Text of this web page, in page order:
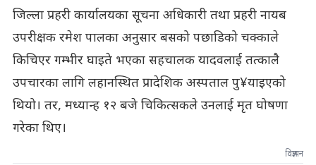
जिल्ला प्रहरी कार्यालयका सूचना अधिकारी तथा प्रहरी नायब
उपरीक्षक रमेश पालका अनुसार बसको पछाडिको चक्काले
किचिएर गम्भीर घाइते भएका सहचालक यादवलाई तत्कालै
उपचारका लागि लहानस्थित प्रादेशिक अस्पताल पु¥याइएको
थियो। तर, मध्यान्ह १२ बजे चिकित्सकले उनलाई मृत घोषणा
गरेका थिए।
विज्ञापन